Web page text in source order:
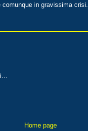
in gravissima crisi.
Home page